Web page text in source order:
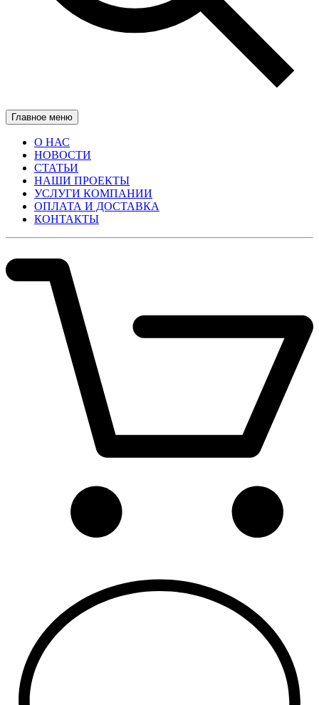
Главное меню
О НАС
НОВОСТИ
СТАТЬИ
НАШИ ПРОЕКТЫ
УСЛУГИ КОМПАНИИ
ОПЛАТА И ДОСТАВКА
КОНТАКТЫ